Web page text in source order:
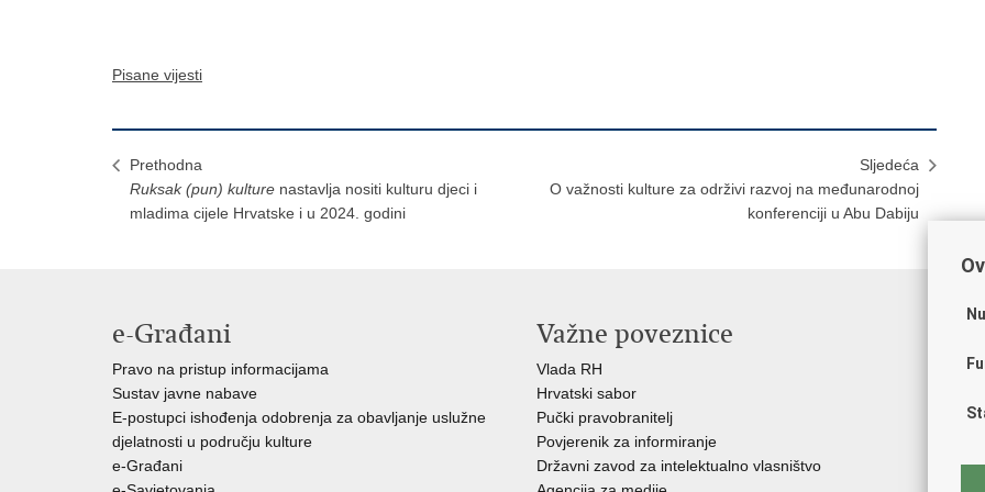
Pisane vijesti
Prethodna
Ruksak (pun) kulture nastavlja nositi kulturu djeci i
mladima cijele Hrvatske i u 2024. godini
Sljedeća
O važnosti kulture za održivi razvoj na međunarodnoj
konferenciji u Abu Dabiju
e-Građani
Pravo na pristup informacijama
Sustav javne nabave
E-postupci ishođenja odobrenja za obavljanje uslužne
djelatnosti u području kulture
e-Građani
Važne poveznice
Vlada RH
Hrvatski sabor
Pučki pravobranitelj
Povjerenik za informiranje
Državni zavod za intelektualno vlasništvo